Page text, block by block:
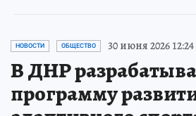
НОВОСТИ ОБЩЕСТВО 30 июня 2026 12:24
В ДНР
программу